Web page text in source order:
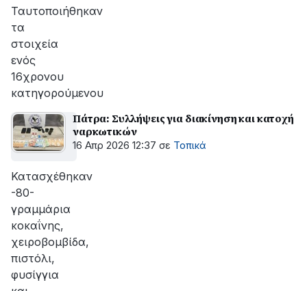
Ταυτοποιήθηκαν
τα
στοιχεία
ενός
16χρονου
κατηγορούμενου
Πάτρα: Συλλήψεις για διακίνηση και κατοχή
ναρκωτικών
16 Απρ 2026 12:37 σε Τοπικά
Κατασχέθηκαν
-80-
γραμμάρια
κοκαΐνης,
χειροβομβίδα,
πιστόλι,
φυσίγγια